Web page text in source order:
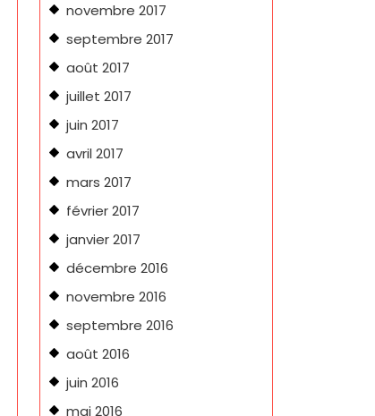
novembre 2017
septembre 2017
août 2017
juillet 2017
juin 2017
avril 2017
mars 2017
février 2017
janvier 2017
décembre 2016
novembre 2016
septembre 2016
août 2016
juin 2016
mai 2016